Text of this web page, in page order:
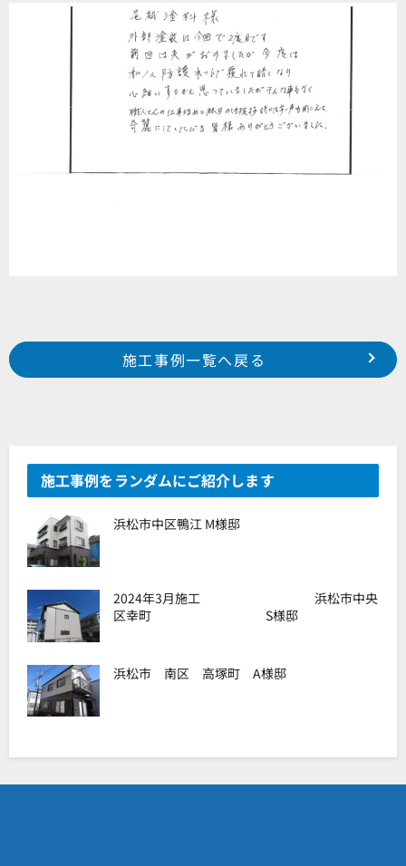
Prev 施工事例一覧へ戻る
施工事例をランダムにご紹介します
浜松市中区鴨江 M様邸
2024年3月施工 浜松市中央
区幸町 S様邸
浜松市 南区 高塚町 A様邸